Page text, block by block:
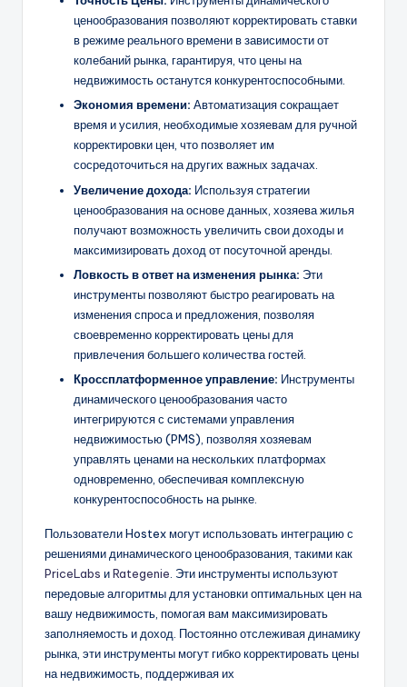
ценообразования позволяют корректировать ставки
в режиме реального времени в зависимости от
колебаний рынка, гарантируя, что цены на
недвижимость останутся конкурентоспособными.
Экономия времени: Автоматизация сокращает
время и усилия, необходимые хозяевам для ручной
корректировки цен, что позволяет им
сосредоточиться на других важных задачах.
Увеличение дохода: Используя стратегии
ценообразования на основе данных, хозяева жилья
получают возможность увеличить свои доходы и
максимизировать доход от посуточной аренды.
Ловкостьв ответ на изменения рынка: Эти
инструменты позволяют быстро реагировать на
изменения спроса и предложения, позволяя
своевременно корректировать цены для
привлечения большего количества гостей.
Кроссплатформенное управление: Инструменты
динамического ценообразования часто
интегрируются с системами управления
недвижимостью (PMS), позволяя хозяевам
управлять ценами на нескольких платформах
одновременно, обеспечивая комплексную
конкурентоспособность на рынке.
Пользователи Hostex могут использовать интеграцию с
решениями динамического ценообразования, такими как
PriceLabs иRategenie . Эти инструменты используют
передовые алгоритмы для установки оптимальных цен на
вашу недвижимость, помогая вам максимизировать
заполняемость и доход. Постоянно отслеживая динамику
рынка, эти инструменты могут гибко корректировать цены
на недвижимость, поддерживая их